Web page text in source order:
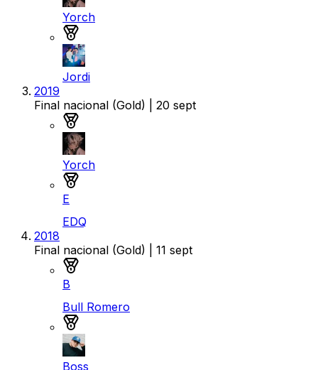
Yorch
Jordi
2019
Final nacional (Gold) | 20 sept
Yorch
E
EDQ
2018
Final nacional (Gold) | 11 sept
B
Bull Romero
Boss